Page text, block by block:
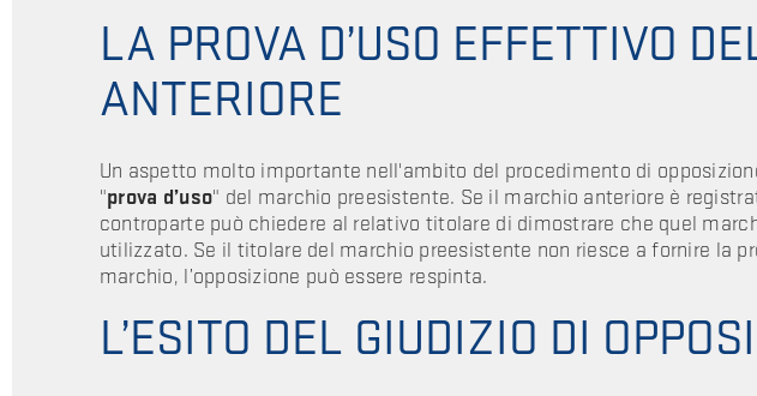
LA PROVA D’USO EFFETTIVO
ANTERIORE
Un aspetto molto importante nell'ambito del procedimento di
"prova d’uso" del marchio preesistente. Se il marchio anteriore è
controparte può chiedere al relativo titolare di dimostrare che quel
utilizzato. Se il titolare del marchio preesistente non riesce a fornire la
marchio, l’opposizione può essere respinta.
L’ESITO DEL GIUDIZIO DI